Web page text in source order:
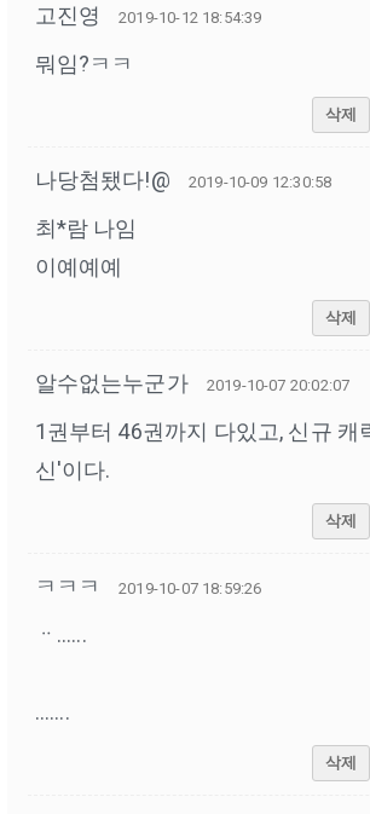
고진영 2019-10-12 18:54:39
뭐임?ㅋㅋ
삭제
나당첨됐다!@ 2019-10-09 12:30:58
최*람 나임
이예예예
삭제
알수없는누군가 2019-10-07 20:02:07
1권부터 46권까지 다있고, 신규 캐
신'이다.
삭제
ㅋㅋㅋ 2019-10-07 18:59:26
ᆢ......
.......
삭제